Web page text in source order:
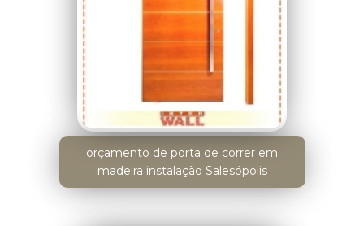
orçamento de porta de correr em
madeira instalação Salesópolis